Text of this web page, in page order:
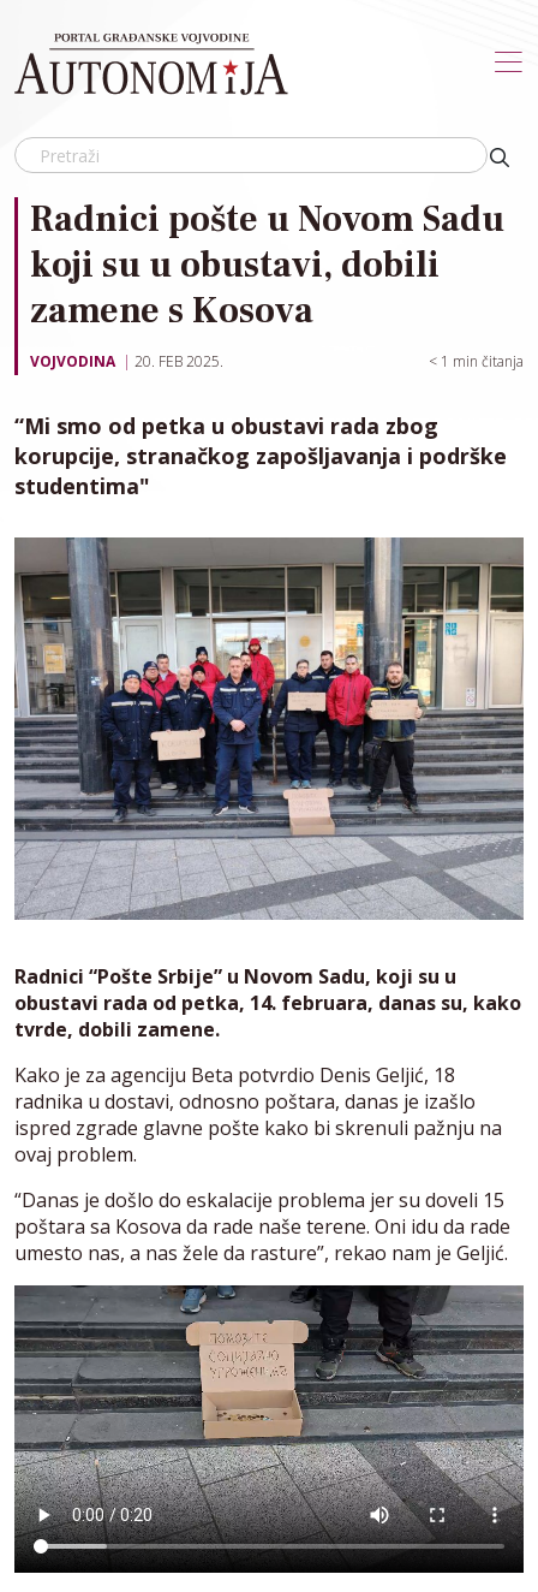
Radnici pošte u Novom Sadu
koji su u obustavi, dobili
zamene s Kosova
VOJVODINA 20. FEB 2025. < 1 min čitanja
“Mi smo od petka u obustavi rada zbog
korupcije, stranačkog zapošljavanja i podrške
studentima"
Radnici “Pošte Srbije” u Novom Sadu, koji su u
obustavi rada od petka, 14. februara, danas su, kako
tvrde, dobili zamene.
Kako je za agenciju Beta potvrdio Denis Geljić, 18
radnika u dostavi, odnosno poštara, danas je izašlo
ispred zgrade glavne pošte kako bi skrenuli pažnju na
ovaj problem.
“Danas je došlo do eskalacije problema jer su doveli 15
poštara sa Kosova da rade naše terene. Oni idu da rade
umesto nas, a nas žele da rasture”, rekao nam je Geljić.